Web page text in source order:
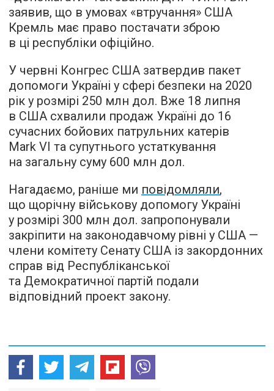
заявив, що в умовах «втручання» США
Кремль має право постачати зброю
в ці республіки офіційно.
У червні Конгрес США затвердив пакет
допомоги Україні у сфері безпеки на 2020
рік у розмірі 250 млн дол. Вже 18 липня
в США схвалили продаж Україні до 16
сучасних бойових патрульних катерів
Mark VI та супутнього устаткування
на загальну суму 600 млн дол.
Нагадаємо, раніше ми повідомляли,
що щорічну військову допомогу Україні
у розмірі 300 млн дол. запропонували
закріпити на законодавчому рівні у США —
члени комітету Сенату США із закордонних
справ від Республіканської
та Демократичної партій подали
відповідний проект закону.